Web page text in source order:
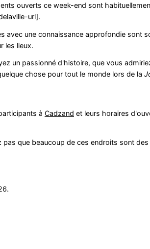
ouverts ce week-end sont
url].
avec une connaissance approfondie sont
les lieux.
un passionné d'histoire, que vous
chose pour tout le monde lors de la
à Cadzand et leurs horaires
pas que beaucoup de ces endroits sont
.